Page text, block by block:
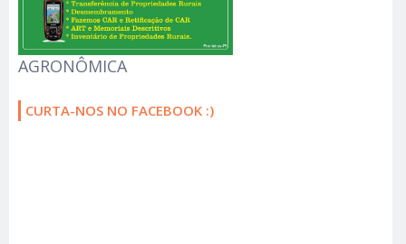
AGRONÔMICA
CURTA-NOS NO FACEBOOK :)